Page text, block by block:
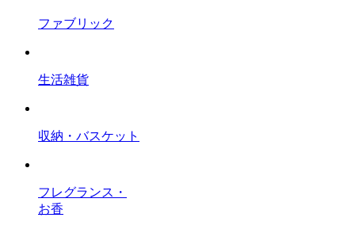
ファブリック
生活雑貨
収納・バスケット
フレグランス・
お香